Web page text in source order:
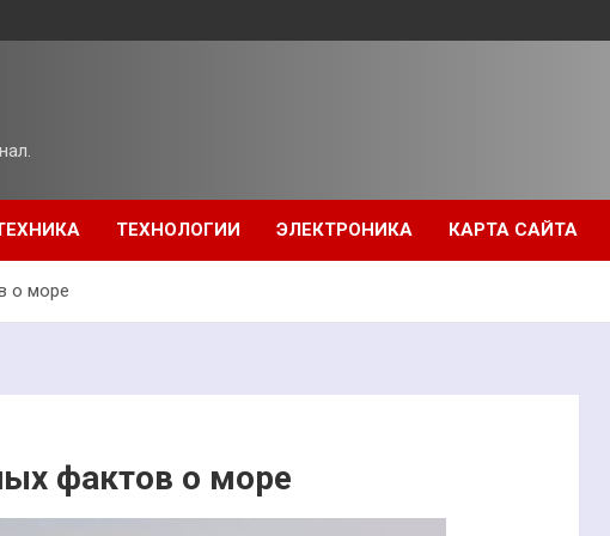
ТЕХНОЛОГИИ ЭЛЕКТРОНИКА КАРТА САЙТА
о море
фактов о море